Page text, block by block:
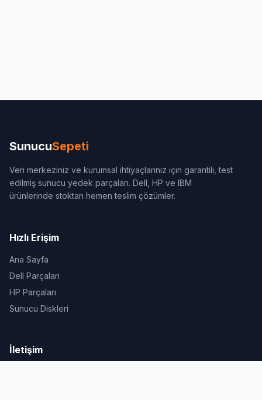
SunucuSepeti
Veri merkeziniz ve kurumsal ihtiyaçlarınız için garantili, test
edilmiş sunucu yedek parçaları. Dell, HP ve IBM
ürünlerinde stoktan hemen teslim çözümler.
Hızlı Erişim
Ana Sayfa
Dell Parçaları
HP Parçaları
Sunucu Diskleri
İletişim